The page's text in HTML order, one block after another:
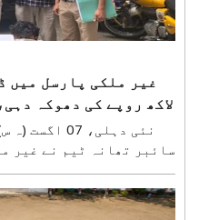
لاکھ روپے کی دھوکہ
نئی دہلی،
سائبر تھانہ ٹیم نے غیر
اور سونا ہونے کا
ایک بین ریاستی گینگ
گروہ کے چار ارکان کو